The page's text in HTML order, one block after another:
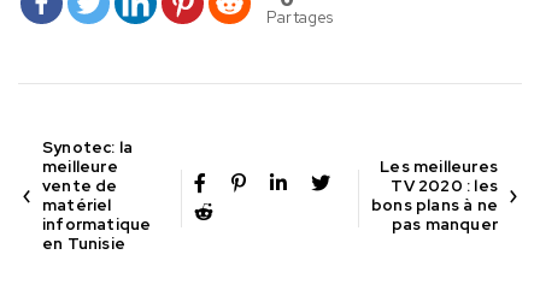
Partages
Synotec: la
meilleure
vente de
matériel
informatique
en Tunisie
Les meilleures
TV 2020 : les
bons plans à ne
pas manquer